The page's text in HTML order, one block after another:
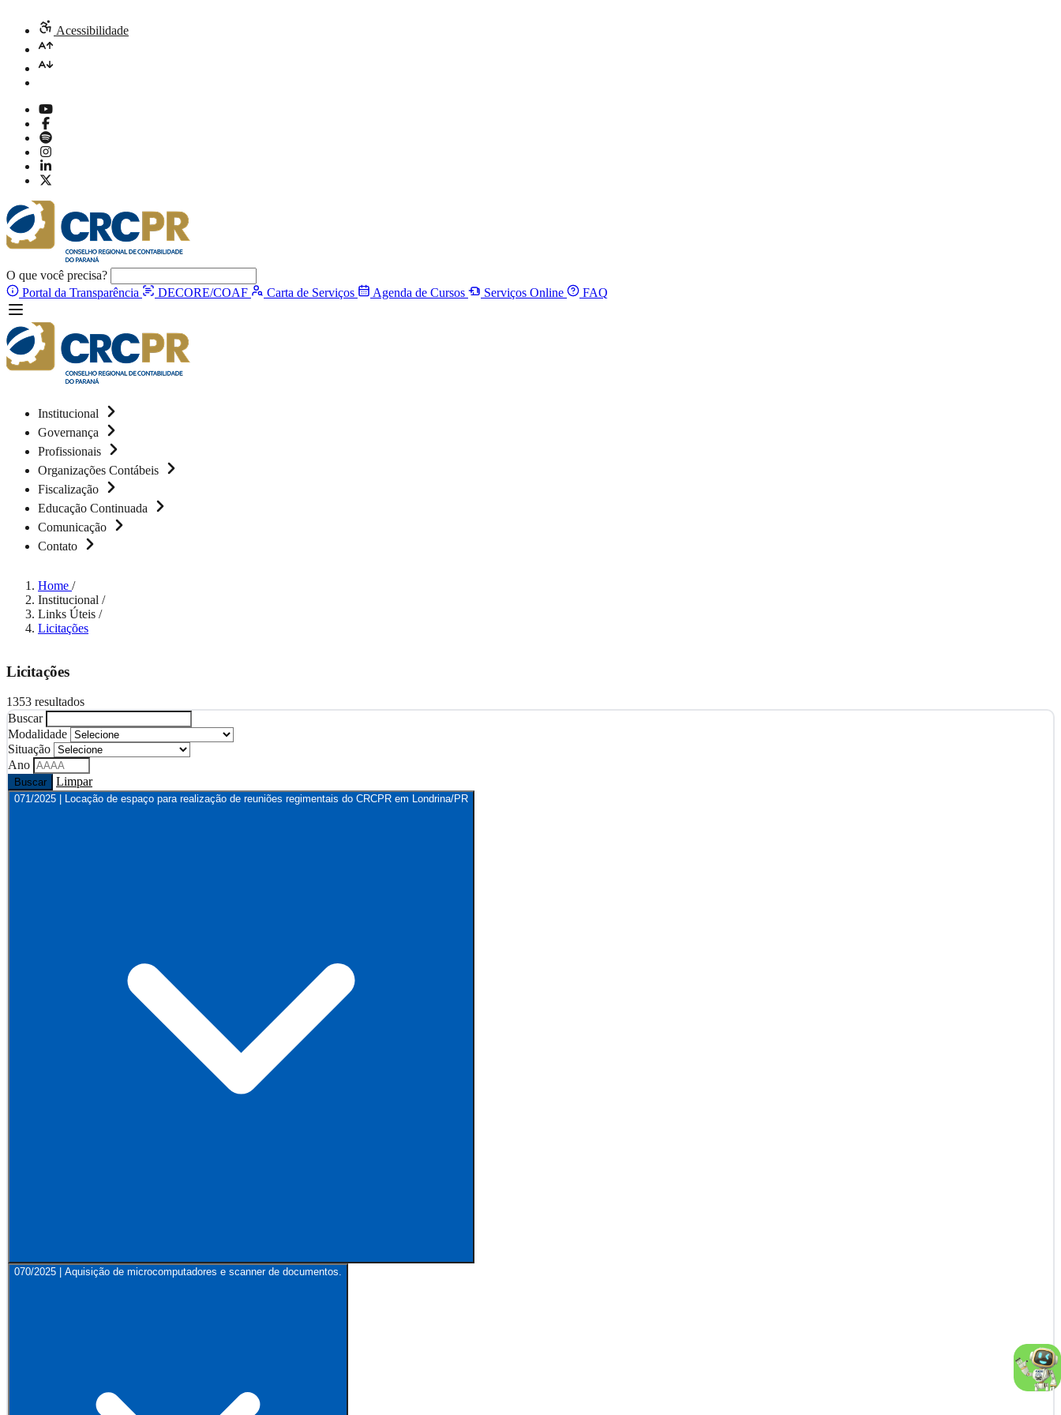
Acessibilidade
O que você precisa?
Portal da Transparência
DECORE/COAF Carta de Serviços Agenda de Cursos Serviços Online FAQ
Institucional
Governança
Profissionais
Organizações Contábeis
Fiscalização
Educação Continuada
Comunicação
Contato
Home /
Institucional /
Links Úteis /
Licitações
Licitações
1353 resultados
Buscar
Modalidade
Situação
Ano
Buscar Limpar
071/2025 | Locação de espaço para realização de reuniões regimentais do CRCPR em Londrina/PR
070/2025 | Aquisição de microcomputadores e scanner de documentos.